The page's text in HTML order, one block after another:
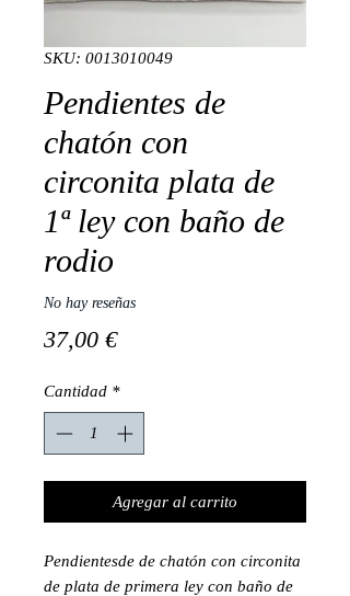
SKU: 0013010049
Pendientes de
chatón con
circonita plata de
1ª ley con baño de
rodio
No hay reseñas
37,00 €Precio
Cantidad *
Agregar al carrito
Pendientesde de chatón con circonita
de plata de primera ley con baño de